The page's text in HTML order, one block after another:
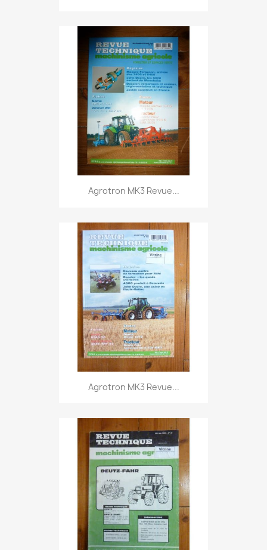
Agrotron MK3 Revue...
Agrotron MK3 Revue...